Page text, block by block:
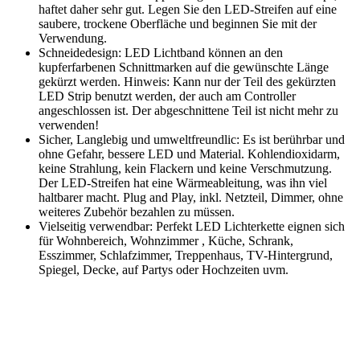
haftet daher sehr gut. Legen Sie den LED-Streifen auf eine
saubere, trockene Oberfläche und beginnen Sie mit der
Verwendung.
Schneidedesign: LED Lichtband können an den
kupferfarbenen Schnittmarken auf die gewünschte Länge
gekürzt werden. Hinweis: Kann nur der Teil des gekürzten
LED Strip benutzt werden, der auch am Controller
angeschlossen ist. Der abgeschnittene Teil ist nicht mehr zu
verwenden!
Sicher, Langlebig und umweltfreundlic: Es ist berührbar und
ohne Gefahr, bessere LED und Material. Kohlendioxidarm,
keine Strahlung, kein Flackern und keine Verschmutzung.
Der LED-Streifen hat eine Wärmeableitung, was ihn viel
haltbarer macht. Plug and Play, inkl. Netzteil, Dimmer, ohne
weiteres Zubehör bezahlen zu müssen.
Vielseitig verwendbar: Perfekt LED Lichterkette eignen sich
für Wohnbereich, Wohnzimmer , Küche, Schrank,
Esszimmer, Schlafzimmer, Treppenhaus, TV-Hintergrund,
Spiegel, Decke, auf Partys oder Hochzeiten uvm.